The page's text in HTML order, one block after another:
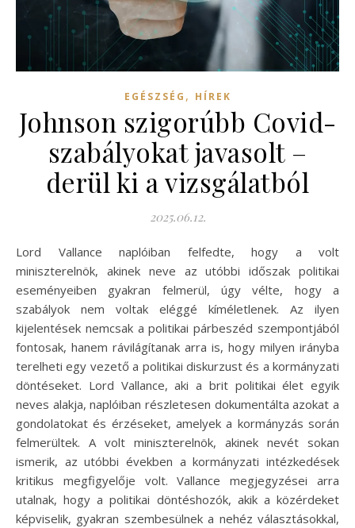
EGÉSZSÉG , HÍREK
Johnson szigorúbb Covid-
szabályokat javasolt –
derül ki a vizsgálatból
2025.06.12.
Lord Vallance naplóiban felfedte, hogy a volt
miniszterelnök, akinek neve az utóbbi időszak politikai
eseményeiben gyakran felmerül, úgy vélte, hogy a
szabályok nem voltak eléggé kíméletlenek. Az ilyen
kijelentések nemcsak a politikai párbeszéd szempontjából
fontosak, hanem rávilágítanak arra is, hogy milyen irányba
terelheti egy vezető a politikai diskurzust és a kormányzati
döntéseket. Lord Vallance, aki a brit politikai élet egyik
neves alakja, naplóiban részletesen dokumentálta azokat a
gondolatokat és érzéseket, amelyek a kormányzás során
felmerültek. A volt miniszterelnök, akinek nevét sokan
ismerik, az utóbbi években a kormányzati intézkedések
kritikus megfigyelője volt. Vallance megjegyzései arra
utalnak, hogy a politikai döntéshozók, akik a közérdeket
képviselik, gyakran szembesülnek a nehéz választásokkal,